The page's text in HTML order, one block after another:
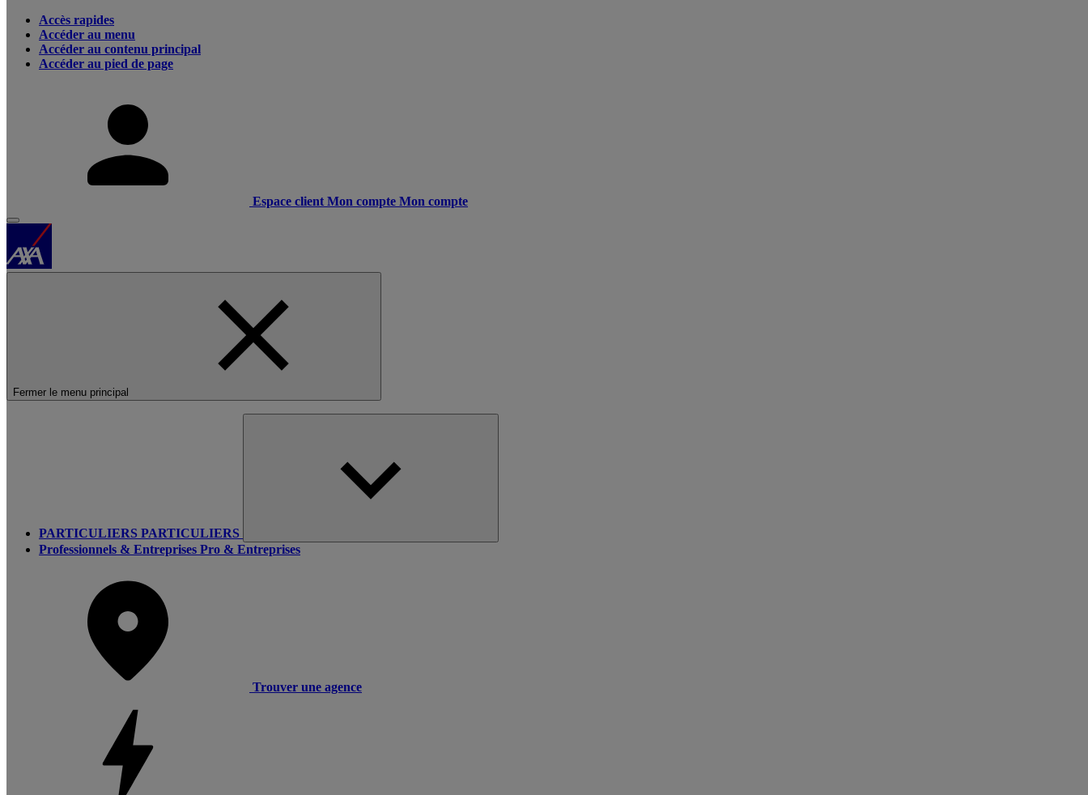
Accès rapides
Accéder au menu
Accéder au contenu principal
Accéder au pied de page
Espace client Mon compte Mon compte
Fermer le menu principal
PARTICULIERS PARTICULIERS
Professionnels & Entreprises Pro & Entreprises
Trouver une agence